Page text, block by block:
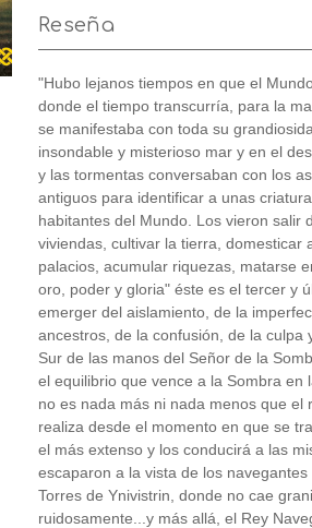
Reseña
"Hubo lejanos tiempos en que el
donde el tiempo transcurría, para la
se manifestaba con toda su
insondable y misterioso mar y en el
y las tormentas conversaban con los
antiguos para identificar a unas
habitantes del Mundo. Los vieron salir
viviendas, cultivar la tierra,
palacios, acumular riquezas, matarse
oro, poder y gloria" éste es el tercer y
emerger del aislamiento, de la
ancestros, de la confusión, de la
Sur de las manos del Señor de la
el equilibrio que vence a la Sombra en
no es nada más ni nada menos que
realiza desde el momento en que se
el más extenso y los conducirá a las
escaparon a la vista de los
Torres de Ynivistrin, donde no cae
ruidosamente...y más allá, el Rey